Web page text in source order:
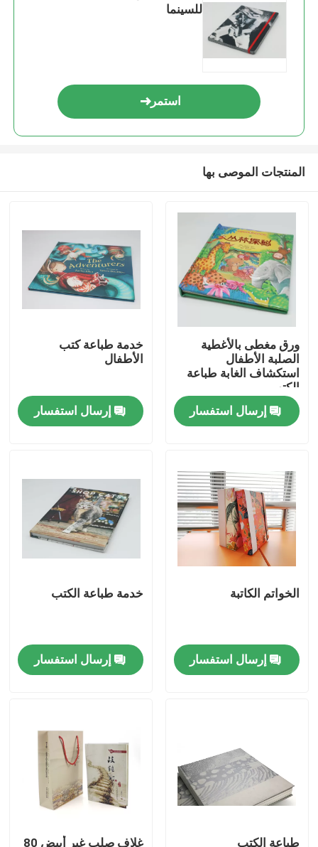
المنتجات
أشرطة فيديو
حول بنا
ضبط الجودة
طلب اقتباس
صندوق تغليف الطباعة
صندوق تغليف VAPE
للسينما
استمر
المنتجات الموصى بها
ورق مغطى بالأغطية
الصلبة الأطفال
استكشاف الغابة طباعة
الكتب
إرسال استفسار
خدمة طباعة كتب
الأطفال
إرسال استفسار
الخواتم الكاتبة
إرسال استفسار
خدمة طباعة الكتب
إرسال استفسار
طباعة الكتب غلاف صلب غير أبيض 80